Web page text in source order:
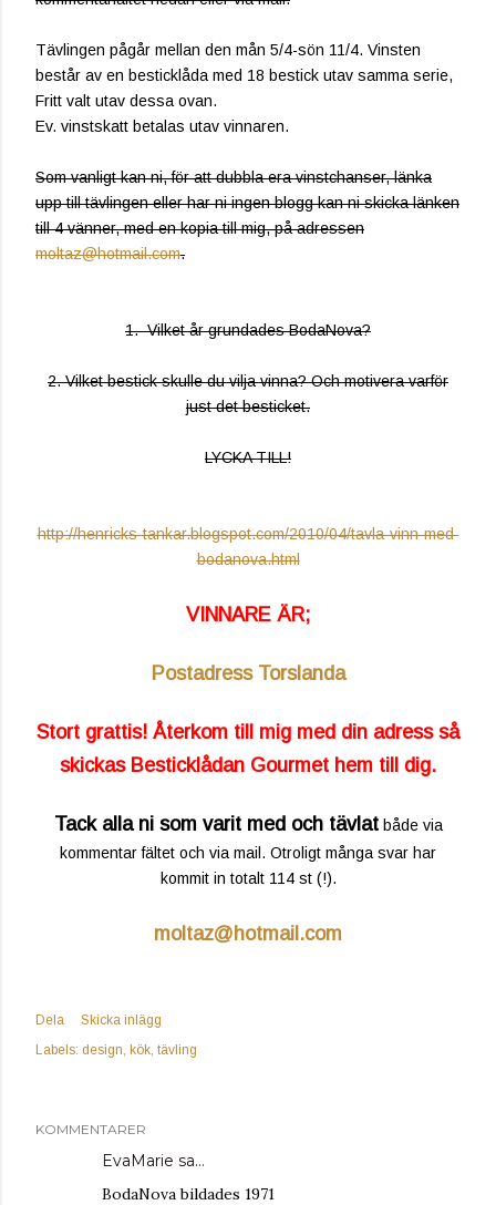
Tävlingen pågår mellan den mån 5/4-sön 11/4. Vinsten
består av en besticklåda med 18 bestick utav samma serie,
Fritt valt utav dessa ovan.
Ev. vinstskatt betalas utav vinnaren.
Som vanligt kan ni, för att dubbla era vinstchanser, länka
upp till tävlingen eller har ni ingen blogg kan ni skicka länken
till 4 vänner, med en kopia till mig, på adressen
moltaz@hotmail.com.
1. Vilket år grundades BodaNova?
2. Vilket bestick skulle du vilja vinna? Och motivera varför
just det besticket.
LYCKA TILL!
http://henricks-tankar.blogspot.com/2010/04/tavla-vinn-med-
bodanova.html
VINNARE ÄR;
Postadress Torslanda
Stort grattis! Återkom till mig med din adress så
skickas Besticklådan Gourmet hem till dig.
Tack alla ni som varit med och tävlatbåde via
kommentar fältet och via mail. Otroligt många svar har
kommit in totalt 114 st (!).
moltaz@hotmail.com
Dela
Skicka inlägg
Labels: design kök tävling
KOMMENTARER
EvaMarie sa…
BodaNova bildades 1971